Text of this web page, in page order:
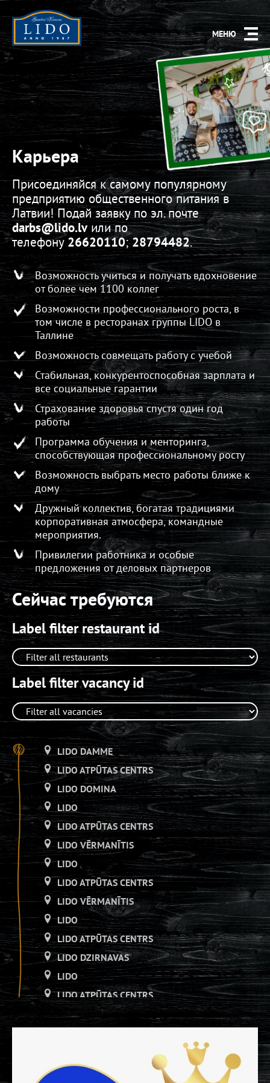
МЕНЮ
Карьера
Присоединяйся к самому популярному
предприятию общественного питания в
Латвии! Подай заявку по эл. почте
darbs@lido.lvили по
телефону 26620110;28794482.
Возможность учиться и получать вдохновение
от более чем 1100 коллег
Возможности профессионального роста, в
том числе в ресторанах группы LIDO в
Таллине
Возможность совмещать работу с учебой
Стабильная, конкурентоспособная зарплата и
все социальные гарантии
Страхование здоровья спустя один год
работы
Программа обучения и менторинга,
способствующая профессиональному росту
Возможность выбрать место работы ближе к
дому
Дружный коллектив, богатая традициями
корпоративная атмосфера, командные
мероприятия.
Привилегии работника и особые
предложения от деловых партнеров
Сейчас требуются
Label filter restaurant id
Label filter vacancy id
LIDO DAMME
LIDO ATPŪTAS CENTRS
LIDO DOMINA
LIDO
LIDO ATPŪTAS CENTRS
LIDO VĒRMANĪTIS
LIDO
LIDO ATPŪTAS CENTRS
LIDO VĒRMANĪTIS
LIDO
LIDO ATPŪTAS CENTRS
LIDO DZIRNAVAS
LIDO
LIDO ATPŪTAS CENTRS
LIDO DZIRNAVAS
LIDO DZIRNAVAS